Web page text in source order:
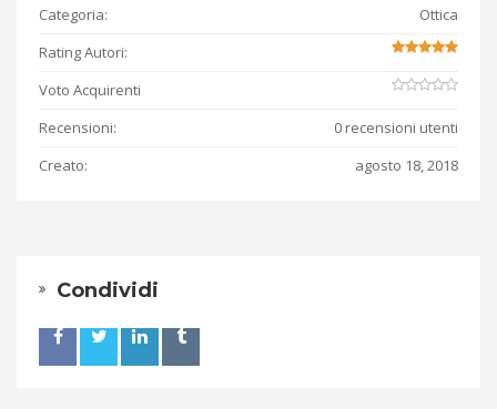
Categoria:
Ottica
Rating Autori:
Voto Acquirenti
Recensioni:
0 recensioni utenti
Creato:
agosto 18, 2018
Condividi